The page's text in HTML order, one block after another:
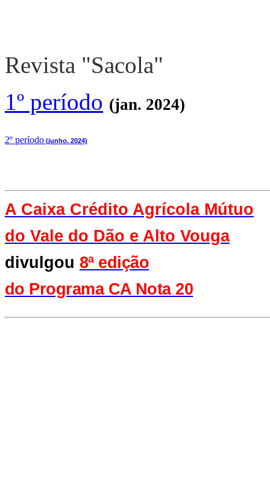
Revista "Sacola"
1º período (jan. 2024)
2º período (junho. 2024)
A Caixa Crédito Agrícola Mútuo
do Vale do Dão e Alto Vouga
divulgou 8ª edição
do Programa CA Nota 20